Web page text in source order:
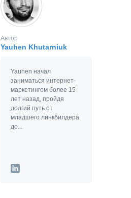
Автор
Yauhen Khutarniuk
Yauhen начал
заниматься интернет-
маркетингом более 15
лет назад, пройдя
долгий путь от
младшего линкбилдера
до...